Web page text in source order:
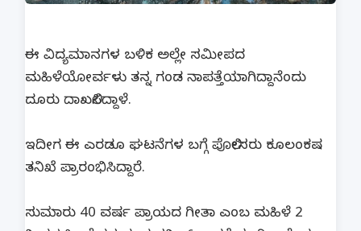
ಈ ವಿದ್ಯಮಾನಗಳ ಬಳಿಕ ಅಲ್ಲೇ ಸಮೀಪದ
ಮಹಿಳೆಯೋರ್ವಳು ತನ್ನ ಗಂಡ ನಾಪತ್ತೆಯಾಗಿದ್ದಾನೆಂದು
ದೂರು ದಾಖಲಿಸಿದ್ದಾಳೆ.
ಇದೀಗ ಈ ಎರಡೂ ಘಟನೆಗಳ ಬಗ್ಗೆ ಪೊಲೀಸರು ಕೂಲಂಕಷ
ತನಿಖೆ ಪ್ರಾರಂಭಿಸಿದ್ದಾರೆ.
ಸುಮಾರು 40 ವರ್ಷ ಪ್ರಾಯದ ಗೀತಾ ಎಂಬ ಮಹಿಳೆ 2